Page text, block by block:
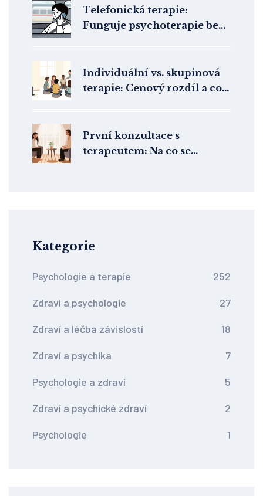
Telefonická terapie:
Funguje psychoterapie bez
Individuální vs. skupinová
terapie: Cenový rozdíl a co
První konzultace s
terapeutem: Na co se
Kategorie
Psychologie a terapie 252
Zdraví a psychologie 27
Zdraví a léčba závislostí 18
Zdraví a psychika 7
Psychologie a zdraví 5
Zdraví a psychické zdraví 2
Psychologie 1